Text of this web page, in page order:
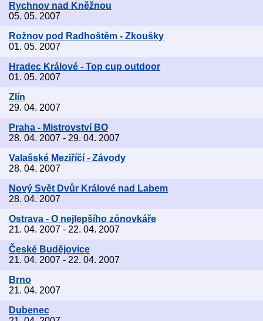
Rychnov nad Kněžnou
05. 05. 2007
Rožnov pod Radhoštěm - Zkoušky
01. 05. 2007
Hradec Králové - Top cup outdoor
01. 05. 2007
Zlín
29. 04. 2007
Praha - Mistrovství BO
28. 04. 2007 - 29. 04. 2007
Valašské Meziříčí - Závody
28. 04. 2007
Nový Svět Dvůr Králové nad Labem
28. 04. 2007
Ostrava - O nejlepšího zónovkáře
21. 04. 2007 - 22. 04. 2007
České Budějovice
21. 04. 2007 - 22. 04. 2007
Brno
21. 04. 2007
Dubenec